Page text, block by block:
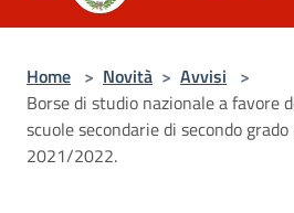
Home > Novità > Avvisi >
Borse di studio nazionale a favore
scuole secondarie di secondo
2021/2022.